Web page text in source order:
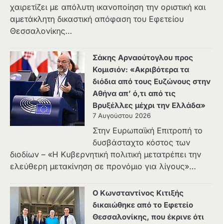
χαιρετίζει με απόλυτη ικανοποίηση την οριστική και
αμετάκλητη δικαστική απόφαση του Εφετείου
Θεσσαλονίκης…
Σάκης Αρναούτογλου προς
Κομισιόν: «Ακριβότερα τα
διόδια από τους Ευζώνους στην
Αθήνα απ’ ό,τι από τις
Βρυξέλλες μέχρι την Ελλάδα»
7 Αυγούστου 2026
Στην Ευρωπαϊκή Επιτροπή το
δυσβάσταχτο κόστος των
διοδίων – «Η Κυβερνητική πολιτική μετατρέπει την
ελεύθερη μετακίνηση σε προνόμιο για λίγους»…
Ο Κωνσταντίνος Κιτιξής
δικαιώθηκε από το Εφετείο
Θεσσαλονίκης, που έκρινε ότι